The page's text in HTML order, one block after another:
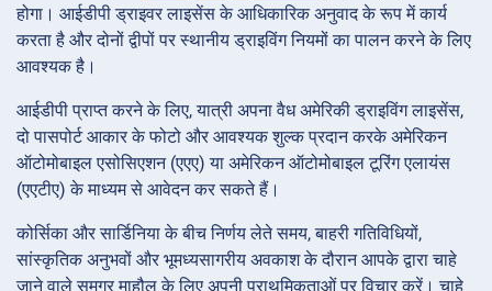
होगा। आईडीपी ड्राइवर लाइसेंस के आधिकारिक अनुवाद के रूप में कार्य
करता है और दोनों द्वीपों पर स्थानीय ड्राइविंग नियमों का पालन करने के लिए
आवश्यक है।
आईडीपी प्राप्त करने के लिए, यात्री अपना वैध अमेरिकी ड्राइविंग लाइसेंस,
दो पासपोर्ट आकार के फोटो और आवश्यक शुल्क प्रदान करके अमेरिकन
ऑटोमोबाइल एसोसिएशन (एएए) या अमेरिकन ऑटोमोबाइल टूरिंग एलायंस
(एएटीए) के माध्यम से आवेदन कर सकते हैं।
कोर्सिका और सार्डिनिया के बीच निर्णय लेते समय, बाहरी गतिविधियों,
सांस्कृतिक अनुभवों और भूमध्यसागरीय अवकाश के दौरान आपके द्वारा चाहे
जाने वाले समग्र माहौल के लिए अपनी प्राथमिकताओं पर विचार करें। चाहे